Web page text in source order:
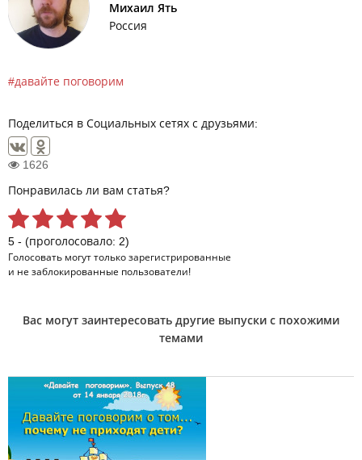
Михаил Ять
Россия
давайте поговорим
Поделиться в Социальных сетях с друзьями:
1626
Понравилась ли вам статья?
5 - (проголосовало: 2)
Голосовать могут только зарегистрированные
и не заблокированные пользователи!
Вас могут заинтересовать другие выпуски с похожими
темами